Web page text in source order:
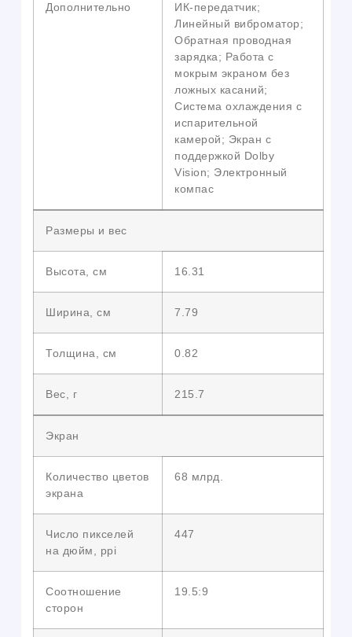
Дополнительно
ИК-передатчик;
Линейный виброматор;
Обратная проводная
зарядка; Работа с
мокрым экраном без
ложных касаний;
Система охлаждения с
испарительной
камерой; Экран с
поддержкой Dolby
Vision; Электронный
компас
Размеры и вес
Высота, см 16.31
Ширина, см 7.79
Толщина, см 0.82
Вес, г 215.7
Экран
Количество цветов
экрана
68 млрд.
Число пикселей
на дюйм, ppi
447
Соотношение
сторон
19.5:9